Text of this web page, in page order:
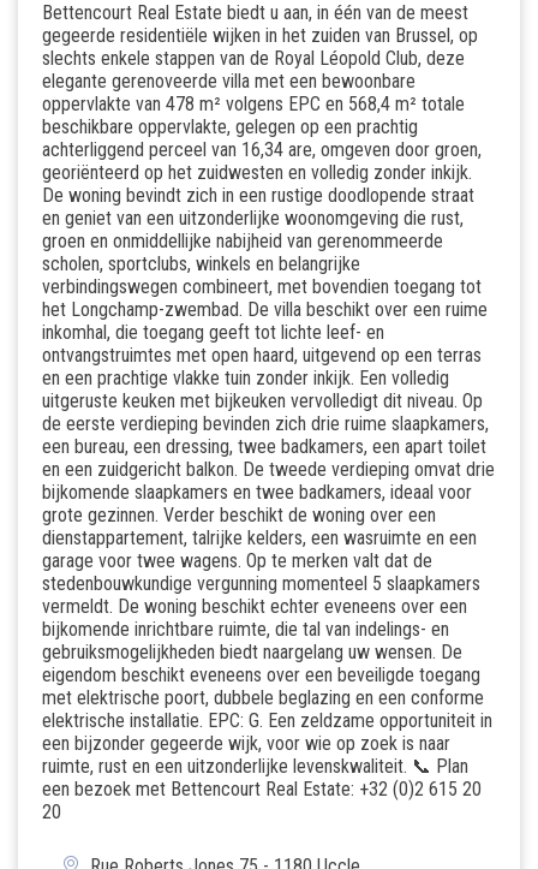
Bettencourt Real Estate biedt u aan, in één van de meest
gegeerde residentiële wijken in het zuiden van Brussel, op
slechts enkele stappen van de Royal Léopold Club, deze
elegante gerenoveerde villa met een bewoonbare
oppervlakte van 478 m² volgens EPC en 568,4 m² totale
beschikbare oppervlakte, gelegen op een prachtig
achterliggend perceel van 16,34 are, omgeven door groen,
georiënteerd op het zuidwesten en volledig zonder inkijk.
De woning bevindt zich in een rustige doodlopende straat
en geniet van een uitzonderlijke woonomgeving die rust,
groen en onmiddellijke nabijheid van gerenommeerde
scholen, sportclubs, winkels en belangrijke
verbindingswegen combineert, met bovendien toegang tot
het Longchamp-zwembad. De villa beschikt over een ruime
inkomhal, die toegang geeft tot lichte leef- en
ontvangstruimtes met open haard, uitgevend op een terras
en een prachtige vlakke tuin zonder inkijk. Een volledig
uitgeruste keuken met bijkeuken vervolledigt dit niveau. Op
de eerste verdieping bevinden zich drie ruime slaapkamers,
een bureau, een dressing, twee badkamers, een apart toilet
en een zuidgericht balkon. De tweede verdieping omvat drie
bijkomende slaapkamers en twee badkamers, ideaal voor
grote gezinnen. Verder beschikt de woning over een
dienstappartement, talrijke kelders, een wasruimte en een
garage voor twee wagens. Op te merken valt dat de
stedenbouwkundige vergunning momenteel 5 slaapkamers
vermeldt. De woning beschikt echter eveneens over een
bijkomende inrichtbare ruimte, die tal van indelings- en
gebruiksmogelijkheden biedt naargelang uw wensen. De
eigendom beschikt eveneens over een beveiligde toegang
met elektrische poort, dubbele beglazing en een conforme
elektrische installatie. EPC: G. Een zeldzame opportuniteit in
een bijzonder gegeerde wijk, voor wie op zoek is naar
ruimte, rust en een uitzonderlijke levenskwaliteit. 📞 Plan
een bezoek met Bettencourt Real Estate: +32 (0)2 615 20
20